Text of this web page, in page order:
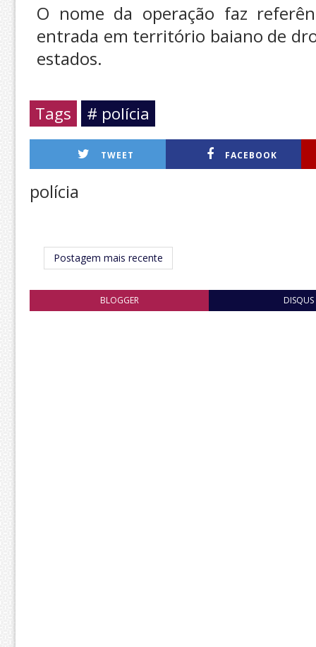
O nome da operação faz
entrada em território baiano de
estados.
Tags # polícia
TWEET FACEBOOK
polícia
Postagem mais recente
BLOGGER DISQUS